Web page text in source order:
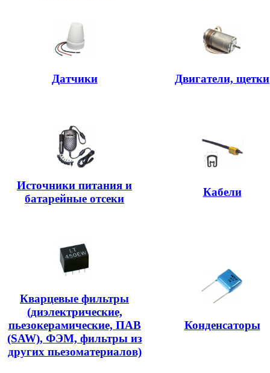
Датчики Двигатели, щетки
Источники питания и
батарейные отсеки
Кабели
Кварцевые фильтры
(диэлектрические,
пьезокерамические, ПАВ
(SAW), ФЭМ, фильтры из
других пьезоматериалов)
Конденсаторы